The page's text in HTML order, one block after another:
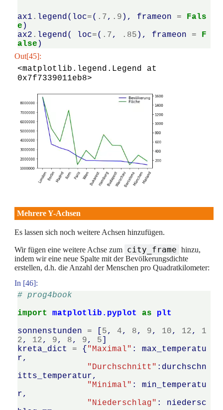
ax1 . legend( loc=( . 7, . 9 ), frameon =
Fals
e )
ax2 . legend( loc=( . 7, . 85 ), frameon =
F
alse )
Out[45]:
<matplotlib.legend.Legend at
0x7f7339011eb8>
Mehrere Y-Achsen
Es lassen sich noch weitere Achsen hinzufügen.
Wir fügen eine weitere Achse zum city_frame hinzu,
indem wir eine neue Spalte mit der Bevölkerungsdichte
erstellen, d.h. die Anzahl der Menschen pro Quadratkilometer:
In [46]:
# prog4book
import
matplotlib.pyplot as
plt
sonnenstunden
= 5, 4, 8, 9, 10, 12,
1
2, 12, 9, 8, 9, 5
kreta_dict
= { "Maximal" :
max_temperatu
r,
"Durchschnitt" : durchschn
itts_temperatur,
"Minimal" :
min_temperatu
r,
"Niederschlag" :
niedersc